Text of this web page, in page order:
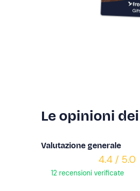
Le opinioni
Valutazione generale
4.4 / 5.0
12 recensioni verificate